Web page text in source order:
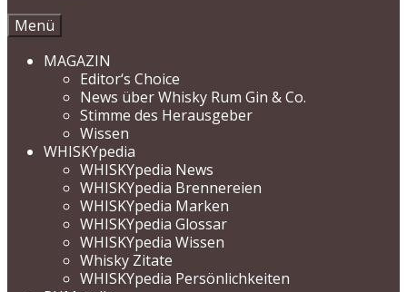
Menü
MAGAZIN
Editor‘s Choice
News über Whisky Rum Gin & Co.
Stimme des Herausgeber
Wissen
WHISKYpedia
WHISKYpedia News
WHISKYpedia Brennereien
WHISKYpedia Marken
WHISKYpedia Glossar
WHISKYpedia Wissen
Whisky Zitate
WHISKYpedia Persönlichkeiten